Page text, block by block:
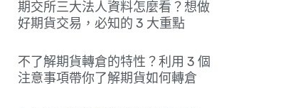
期交所三大法人資料怎麼看？想做
好期貨交易，必知的 3 大重點
不了解期貨轉倉的特性？利用 3 個
注意事項帶你了解期貨如何轉倉